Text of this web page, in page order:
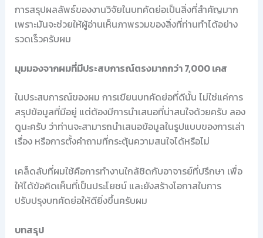
การสรุปผลลัพธ์ของงานวิจัยในบทคัดย่อเป็นสิ่งที่สำคัญมาก
เพราะมันจะช่วยให้ผู้อ่านเห็นภาพรวมของสิ่งที่ท่านทำได้อย่าง
รวดเร็วครับผม
มุมมองจากผมที่มีประสบการณ์ตรงมากกว่า 7,000 เคส
ในประสบการณ์ของผม การเขียนบทคัดย่อที่ดีนั้น ไม่ใช่แค่การ
สรุปข้อมูลที่มีอยู่ แต่ต้องมีการนำเสนอที่น่าสนใจด้วยครับ ลอง
ดูนะครับ ว่าท่านจะสามารถนำเสนอข้อมูลในรูปแบบของการเล่า
เรื่อง หรือการตั้งคำถามที่กระตุ้นความสนใจได้หรือไม่
เคล็ดลับที่ผมใช้คือการทำงานใกล้ชิดกับอาจารย์ที่ปรึกษา เพื่อ
ให้ได้ข้อคิดเห็นที่เป็นประโยชน์ และยังสร้างโอกาสในการ
ปรับปรุงบทคัดย่อให้ดียิ่งขึ้นครับผม
บทสรุป